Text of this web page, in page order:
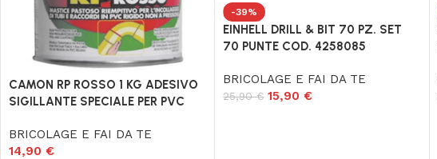
CAMON RP ROSSO 1 KG ADESIVO
SIGILLANTE SPECIALE PER PVC
BRICOLAGE E FAI DA TE
14,90 €
-39%
EINHELL DRILL & BIT 70 PZ. SET
70 PUNTE COD. 4258085
BRICOLAGE E FAI DA TE
25,90€ 15,90€